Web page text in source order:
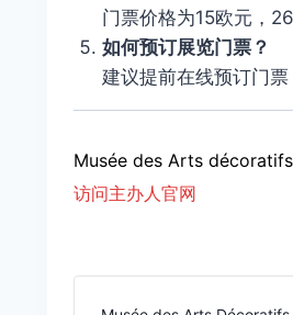
门票价格为15欧元，
如何预订展览门票？
建议提前在线预订门
Musée des Arts décoratifs
访问主办人官网